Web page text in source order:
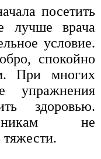
посетить
лучше врача
условие.
спокойно
При многих
упражнения
здоровью.
не
тяжести.